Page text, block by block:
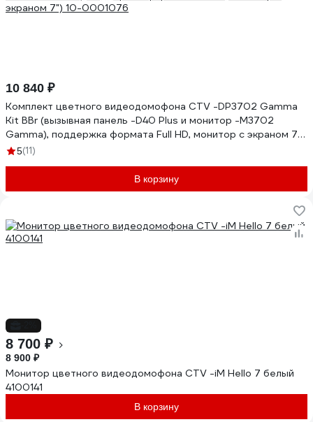
10 840 ₽
Комплект цветного видеодомофона CTV -DP3702 Gamma
Kit BBr (вызывная панель -D40 Plus и монитор -M3702
Gamma), поддержка формата Full HD, монитор с экраном 7")
10-0001076
5(11)
В корзину
8 700 ₽
8 900 ₽
Монитор цветного видеодомофона CTV -iM Hello 7 белый
4100141
В корзину